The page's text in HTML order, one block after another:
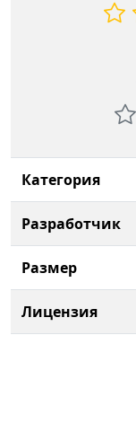
Категория
Разработчик
Размер
Лицензия